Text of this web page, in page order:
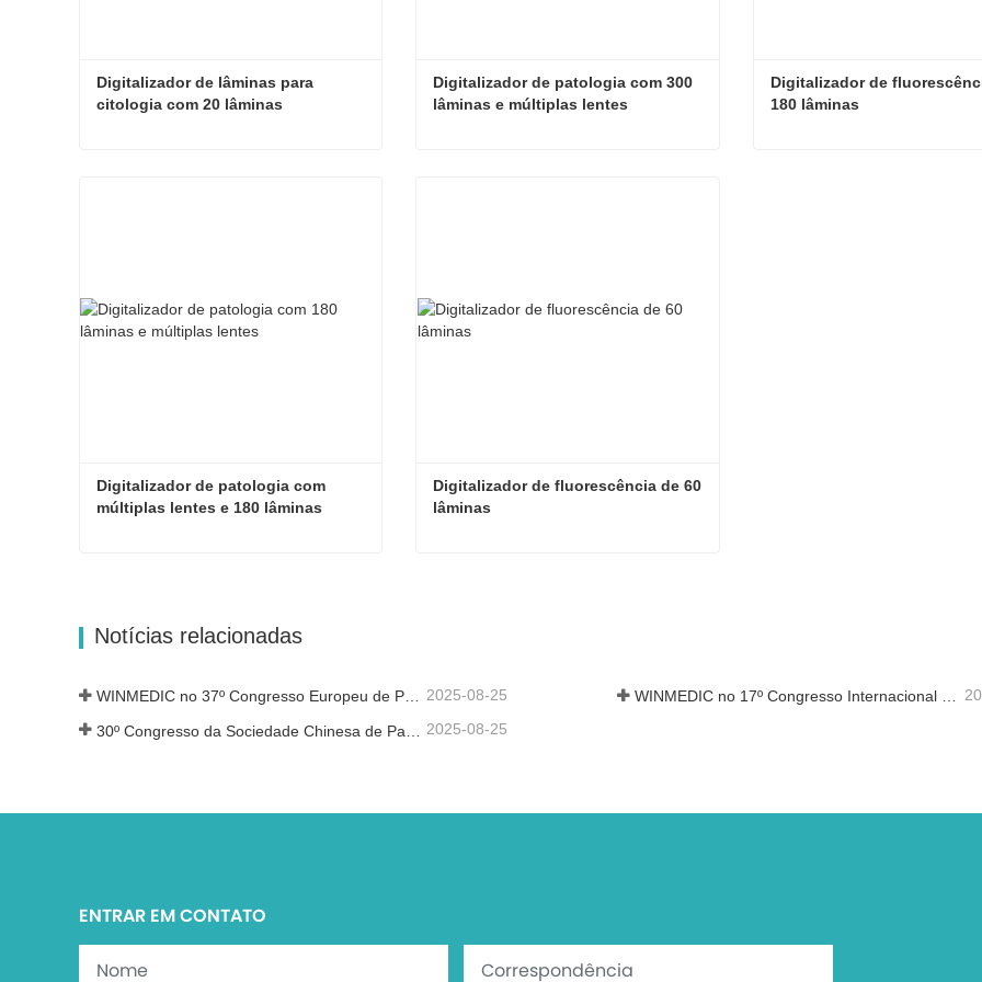
Digitalizador de lâminas para
citologia com 20 lâminas
Digitalizador de patologia com 300
lâminas e múltiplas lentes
Digitalizador de
180 lâminas
Digitalizador de patologia com
múltiplas lentes e 180 lâminas
Digitalizador de fluorescência de 60
lâminas
Notícias relacionadas
WINMEDIC no 37º Congresso Europeu de Patologia – Partilhando a Inovação com o Mundo 2025-08-25 WINMEDIC no 17º Congresso Internacional de Toxicologia
2025-08-25
ENTRAR EM CONTATO